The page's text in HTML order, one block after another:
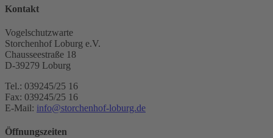
Kontakt
Vogelschutzwarte
Storchenhof Loburg e.V.
Chausseestraße 18
D-39279 Loburg
Tel.: 039245/25 16
Fax: 039245/25 16
E-Mail: info@storchenhof-loburg.de
Öffnungszeiten